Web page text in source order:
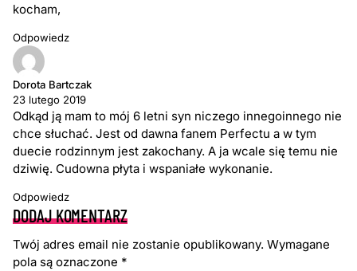
kocham,
Odpowiedz
Dorota Bartczak
23 lutego 2019
Odkąd ją mam to mój 6 letni syn niczego innegoinnego nie
chce słuchać. Jest od dawna fanem Perfectu a w tym
duecie rodzinnym jest zakochany. A ja wcale się temu nie
dziwię. Cudowna płyta i wspaniałe wykonanie.
Odpowiedz
DODAJ KOMENTARZ
Twój adres email nie zostanie opublikowany. Wymagane
pola są oznaczone *